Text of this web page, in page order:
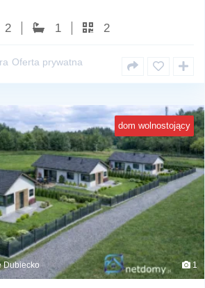
2 1 2
Oferta prywatna
dom wolnostojący
Dubiecko 1